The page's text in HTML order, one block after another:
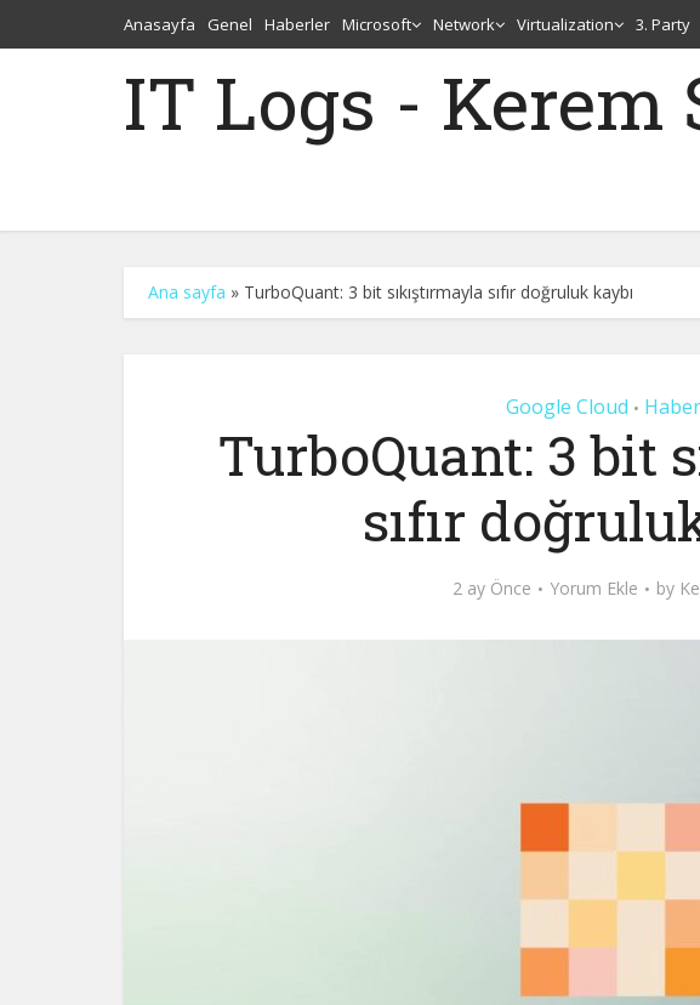
Anasayfa Genel Haberler Microsoft Network Virtualization 3. Party
IT Logs - Kerem
Ana sayfa » TurboQuant: 3 bit sıkıştırmayla sıfır doğruluk kaybı
Google Cloud •
TurboQuant: 3 bit
sıfır
2 ay Önce Yorum Ekle by